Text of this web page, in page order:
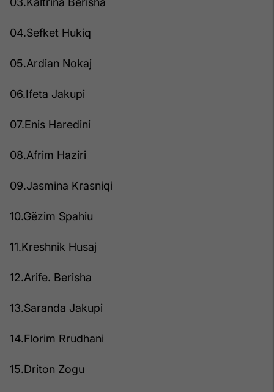
04.Sefket Hukiq
05.Ardian Nokaj
06.Ifeta Jakupi
07.Enis Haredini
08.Afrim Haziri
09.Jasmina Krasniqi
10.Gëzim Spahiu
11.Kreshnik Husaj
12.Arife. Berisha
13.Saranda Jakupi
14.Florim Rrudhani
15.Driton Zogu